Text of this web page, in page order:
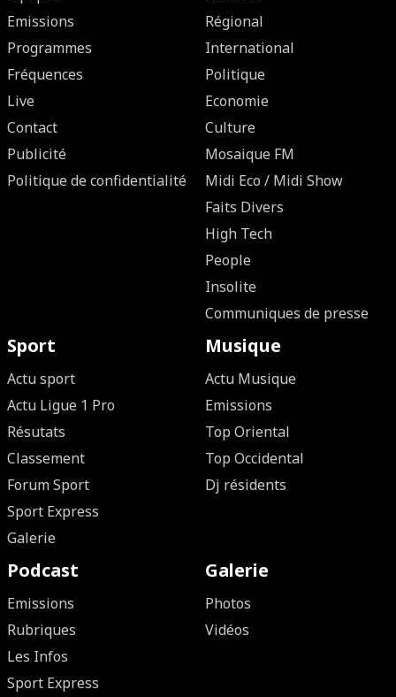
Emissions
Programmes
Fréquences
Live
Contact
Publicité
Politique de confidentialité
Régional
International
Politique
Economie
Culture
Mosaique FM
Midi Eco / Midi Show
Faits Divers
High Tech
People
Insolite
Communiques de presse
Sport
Actu sport
Actu Ligue 1 Pro
Résutats
Classement
Forum Sport
Sport Express
Galerie
Musique
Actu Musique
Emissions
Top Oriental
Top Occidental
Dj résidents
Podcast
Emissions
Rubriques
Les Infos
Sport Express
Galerie
Photos
Vidéos